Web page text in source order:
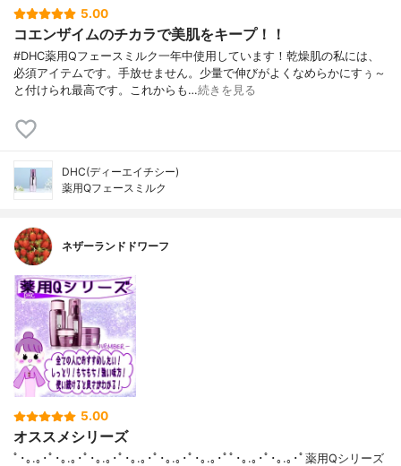
5.00
コエンザイムのチカラで美肌をキープ！！
#DHC薬用Qフェースミルク一年中使用しています！乾燥肌の私には、
必須アイテムです。手放せません。少量で伸びがよくなめらかにすぅ～
と付けられ最高です。これからも…続きを見る
DHC(ディーエイチシー)
薬用Qフェースミルク
ネザーランドドワーフ
5.00
オススメシリーズ
ﾟ･｡.｡･ﾟ･｡.｡･ﾟ･｡.｡･ﾟ･｡.｡･ﾟ･｡.｡･ﾟ･｡.｡･ﾟﾟ･｡.｡･ﾟ･｡.｡･ﾟ薬用Qシリーズ